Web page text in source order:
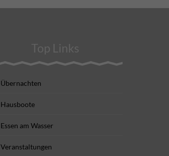
Top Links
Übernachten
Hausboote
Essen am Wasser
Veranstaltungen